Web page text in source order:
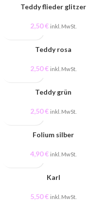
Teddy flieder glitzer
2,50€ inkl. MwSt.
Teddy rosa
2,50€ inkl. MwSt.
Teddy grün
2,50€ inkl. MwSt.
Folium silber
4,90€ inkl. MwSt.
Karl
5,50€ inkl. MwSt.